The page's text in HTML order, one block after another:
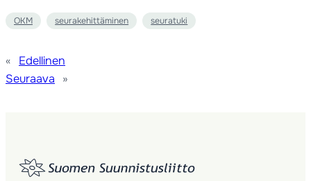
OKM seurakehittäminen seuratuki
«
Edellinen
Seuraava
»